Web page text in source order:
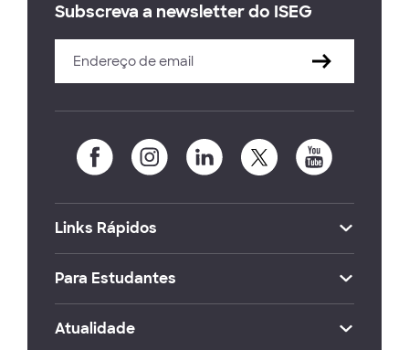
Subscreva a newsletter do ISEG
Links Rápidos
Para Estudantes
Atualidade